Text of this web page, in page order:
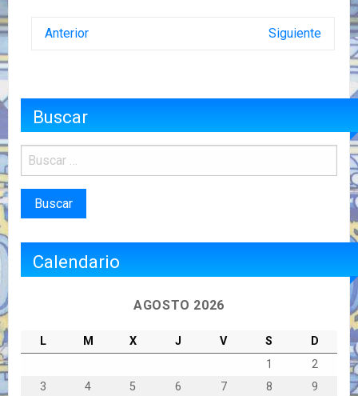
Anterior Siguiente
Buscar
Calendario
AGOSTO 2026
L M X J V S
D
1
2
3
4 5 6 7 8
9